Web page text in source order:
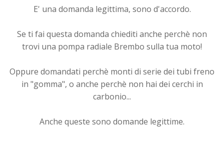
E' una domanda legittima, sono d'accordo.
Se ti fai questa domanda chiediti anche perchè non
trovi una pompa radiale Brembo sulla tua moto!
Oppure domandati perchè monti di serie dei tubi freno
in "gomma", o anche perchè non hai dei cerchi in
carbonio...
Anche queste sono domande legittime.